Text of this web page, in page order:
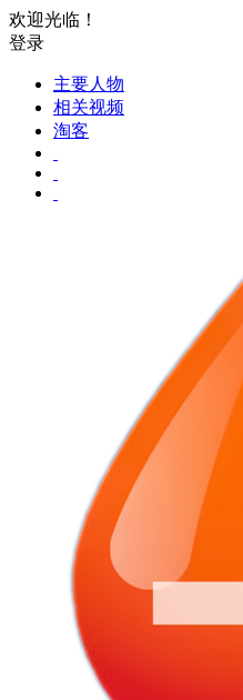
欢迎光临！
登录
主要人物
相关视频
淘客